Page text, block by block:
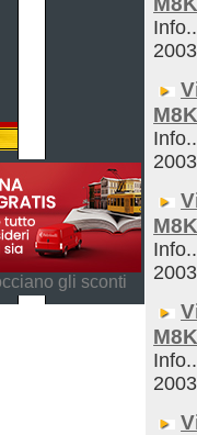
gli sconti
2003
2003
2003
2003